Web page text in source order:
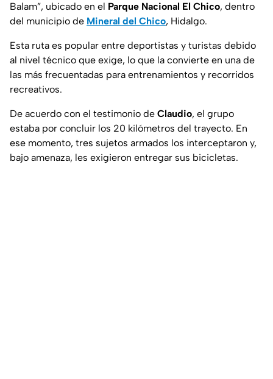
Balam”, ubicado en el Parque Nacional El Chico, dentro
del municipio de Mineral del Chico, Hidalgo.
Esta ruta es popular entre deportistas y turistas debido
al nivel técnico que exige, lo que la convierte en una de
las más frecuentadas para entrenamientos y recorridos
recreativos.
De acuerdo con el testimonio de Claudio, el grupo
estaba por concluir los 20 kilómetros del trayecto. En
ese momento, tres sujetos armados los interceptaron y,
bajo amenaza, les exigieron entregar sus bicicletas.